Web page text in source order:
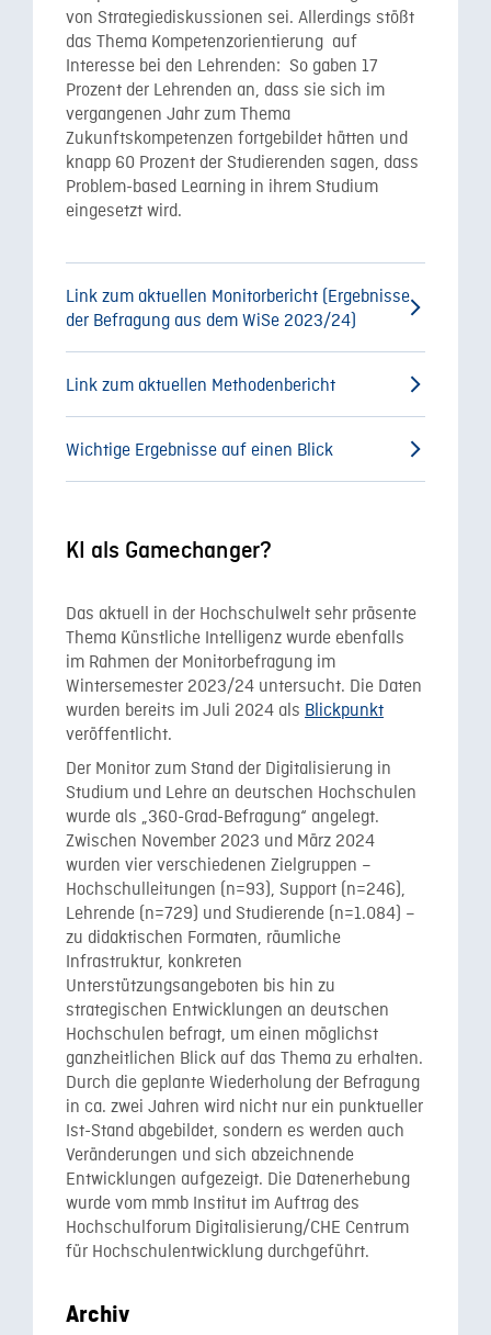
von Strategiediskussionen sei. Allerdings stößt
das Thema Kompetenzorientierung auf
Interesse bei den Lehrenden: So gaben 17
Prozent der Lehrenden an, dass sie sich im
vergangenen Jahr zum Thema
Zukunftskompetenzen fortgebildet hätten und
knapp 60 Prozent der Studierenden sagen, dass
Problem-based Learning in ihrem Studium
eingesetzt wird.
Link zum aktuellen Monitorbericht (Ergebnisse
der Befragung aus dem WiSe 2023/24)
Link zum aktuellen Methodenbericht
Wichtige Ergebnisse auf einen Blick
KI als Gamechanger?
Das aktuell in der Hochschulwelt sehr präsente
Thema Künstliche Intelligenz wurde ebenfalls
im Rahmen der Monitorbefragung im
Wintersemester 2023/24 untersucht. Die Daten
wurden bereits im Juli 2024 als Blickpunkt
veröffentlicht.
Der Monitor zum Stand der Digitalisierung in
Studium und Lehre an deutschen Hochschulen
wurde als „360-Grad-Befragung“ angelegt.
Zwischen November 2023 und März 2024
wurden vier verschiedenen Zielgruppen –
Hochschulleitungen (n=93), Support (n=246),
Lehrende (n=729) und Studierende (n=1.084) –
zu didaktischen Formaten, räumliche
Infrastruktur, konkreten
Unterstützungsangeboten bis hin zu
strategischen Entwicklungen an deutschen
Hochschulen befragt, um einen möglichst
ganzheitlichen Blick auf das Thema zu erhalten.
Durch die geplante Wiederholung der Befragung
in ca. zwei Jahren wird nicht nur ein punktueller
Ist-Stand abgebildet, sondern es werden auch
Veränderungen und sich abzeichnende
Entwicklungen aufgezeigt. Die Datenerhebung
wurde vom mmb Institut im Auftrag des
Hochschulforum Digitalisierung/CHE Centrum
für Hochschulentwicklung durchgeführt.
Archiv